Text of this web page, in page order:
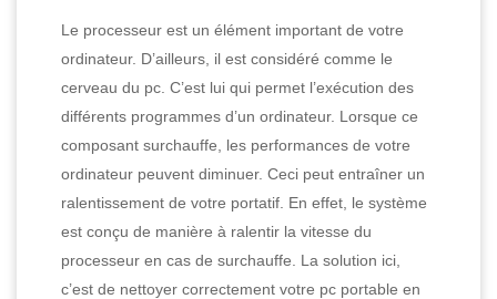
Le processeur est un élément important de votre
ordinateur. D’ailleurs, il est considéré comme le
cerveau du pc. C’est lui qui permet l’exécution des
différents programmes d’un ordinateur. Lorsque ce
composant surchauffe, les performances de votre
ordinateur peuvent diminuer. Ceci peut entraîner un
ralentissement de votre portatif. En effet, le système
est conçu de manière à ralentir la vitesse du
processeur en cas de surchauffe. La solution ici,
c’est de nettoyer correctement votre pc portable en